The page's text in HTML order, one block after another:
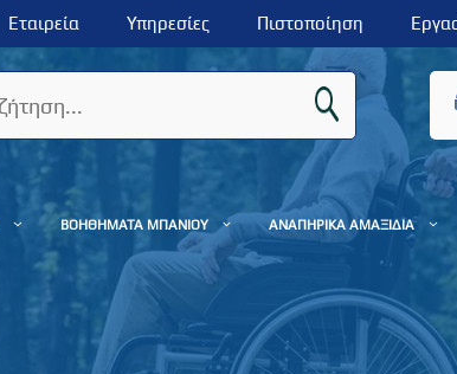
Εταιρεία Υπηρεσίες Πιστοποίηση
ΒΟΗΘΗΜΑΤΑ ΜΠΑΝΙΟΥ ΑΝΑΠΗΡΙΚΑ ΑΜΑΞΙΔΙΑ